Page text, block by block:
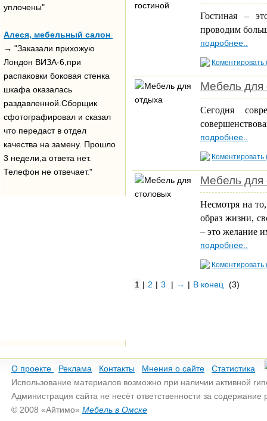
уплочены"
Алеся, мебельный салон
→ "Заказали прихожую
Лондон ВИЗА-6,при
распаковки боковая стенка
шкафа оказалась
раздавленной.Сборщик
сфотографировал и сказал
что передаст в отдел
качества на замену. Прошло
3 недели,а ответа нет.
Телефон не отвечает."
Гостиная –
проводим
подробнее..
Коментировать
Мебель для
Сегодня
подробнее..
Коментировать
Мебель для
Несмотря на
образ жизни,
– это желание
подробнее..
Коментировать
1 | 2 | 3 | → | В конец (3)
О проекте Реклама Контакты Мнения о сайте
Статистика
Использование материалов возможно при наличии активной
Администрация сайта не несёт ответственности за
© 2008 «Айтимо» Мебель в Омске